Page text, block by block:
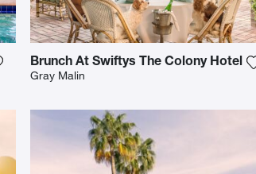
Fügen Sie das Foto meiner Wunschliste hinzu
Brunch At Swiftys The Colony Hotel
Gray Malin